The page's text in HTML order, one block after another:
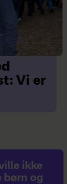
Vi er
ikke
børn og